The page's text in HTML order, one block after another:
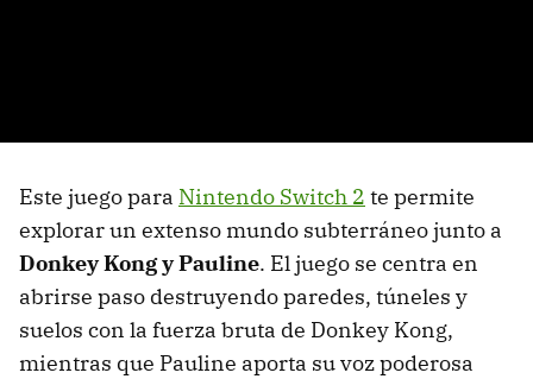
Este juego para Nintendo Switch 2 te permite
explorar un extenso mundo subterráneo junto a
Donkey Kong y Pauline. El juego se centra en
abrirse paso destruyendo paredes, túneles y
suelos con la fuerza bruta de Donkey Kong,
mientras que Pauline aporta su voz poderosa